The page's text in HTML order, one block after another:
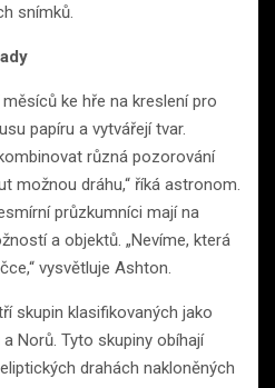
snímků.
ke hře na kreslení pro
papíru a vytvářejí tvar.
různá pozorování
možnou dráhu,“ říká astronom.
průzkumníci mají na
a objektů. „Nevíme, která
vysvětluje Ashton.
skupin klasifikovaných jako
a Norů. Tyto skupiny obíhají
drahách nakloněných